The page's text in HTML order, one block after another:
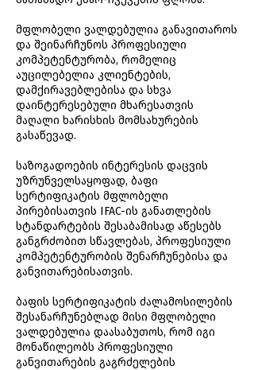
მფლობელი ვალდებულია განავითაროს
და შეინარჩუნოს პროფესიული
კომპეტენტურობა, რომელიც
აუცილებელია კლიენტების,
დამქირავებლებისა და სხვა
დაინტერესებული მხარესათვის
მაღალი ხარისხის მომსახურების
გასაწევად.
საზოგადოების ინტერესის დაცვის
უზრუნველსაყოფად, ბაფი
სერტიფიკატის მფლობელი
პირებისათვის IFAC-ის განათლების
სტანდარტების შესაბამისად აწესებს
განგრძობით სწავლებას, პროფესიული
კომპეტენტურობის შენარჩუნებისა და
განვითარებისათვის.
ბაფის სერტიფიკატის ძალამოსილების
შესანარჩუნებლად მისი მფლობელი
ვალდებულია დაასაბუთოს, რომ იგი
მონაწილეობს პროფესიული
განვითარების გაგრძელების